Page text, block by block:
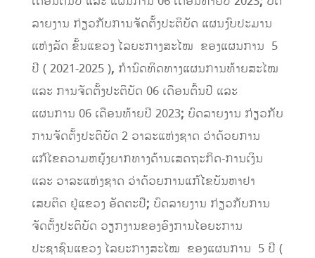
ລາຍງານ ກ່ຽວກັບການຈັດຕັ້ງປະຕິບັດ ແຜນງົບປະມານ
ແຫ່ງລັດ ຂັ້ນແຂວງ ໄລຍະກາງສະໄໝ ຂອງແຜນການ 5
ປີ ( 2021-2025 ), ກໍານົດທິດທາງແຜນການທ້າຍສະໄໝ
ແລະ ການຈັດຕັ້ງປະຕິບັດ 06 ເດືອນຕົ້ນປີ ແລະ
ແຜນການ 06 ເດືອນທ້າຍປີ 2023; ບົດລາຍງານ ກ່ຽວກັບ
ການຈັດຕັ້ງປະຕິບັດ 2 ວາລະແຫ່ງຊາດ ວ່າດ້ວຍການ
ແກ້ໄຂຄວາມຫຍຸ້ງຍາກທາງດ້ານເສດຖະກິດ-ການເງິນ
ແລະ ວາລະແຫ່ງຊາດ ວ່າດ້ວຍການແກ້ໄຂບັນຫາຢາ
ເສບຕິດ ຢູ່ແຂວງ ອັດຕະປື; ບົດລາຍງານ ກ່ຽວກັບການ
ຈັດຕັ້ງປະຕິບັດ ວຽກງານຂອງອົງການໄອຍະການ
ປະຊາຊົນແຂວງ ໄລຍະກາງສະໄໝ ຂອງແຜນການ 5 ປີ (